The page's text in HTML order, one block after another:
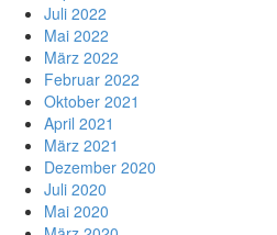
Juli 2022
Mai 2022
März 2022
Februar 2022
Oktober 2021
April 2021
März 2021
Dezember 2020
Juli 2020
Mai 2020